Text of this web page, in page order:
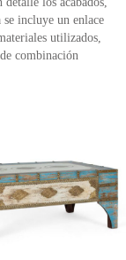
incluye un enlace
utilizados,
combinación